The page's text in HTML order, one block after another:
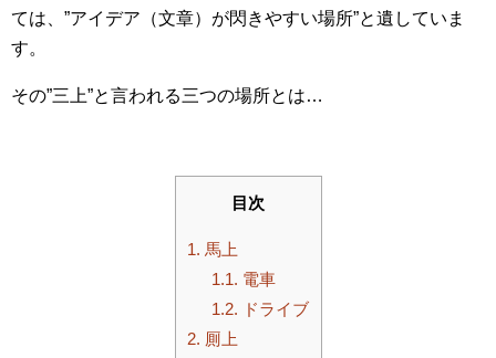
ては、”アイデア（文章）が閃きやすい場所”と遺していま
す。
その”三上”と言われる三つの場所とは…
目次
1. 馬上
1.1. 電車
1.2. ドライブ
2. 厠上